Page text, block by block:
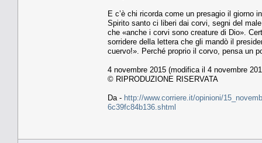
E c’è chi ricorda come un presagio il giorno
Spirito santo ci liberi dai corvi, segni del
che «anche i corvi sono creature di Dio».
sorridere della lettera che gli mandò il
cuervo!». Perché proprio il corvo, pensa un
4 novembre 2015 (modifica il 4 novembre
© RIPRODUZIONE RISERVATA
Da - http://www.corriere.it/opinioni/
6c39fc84b136.shtml